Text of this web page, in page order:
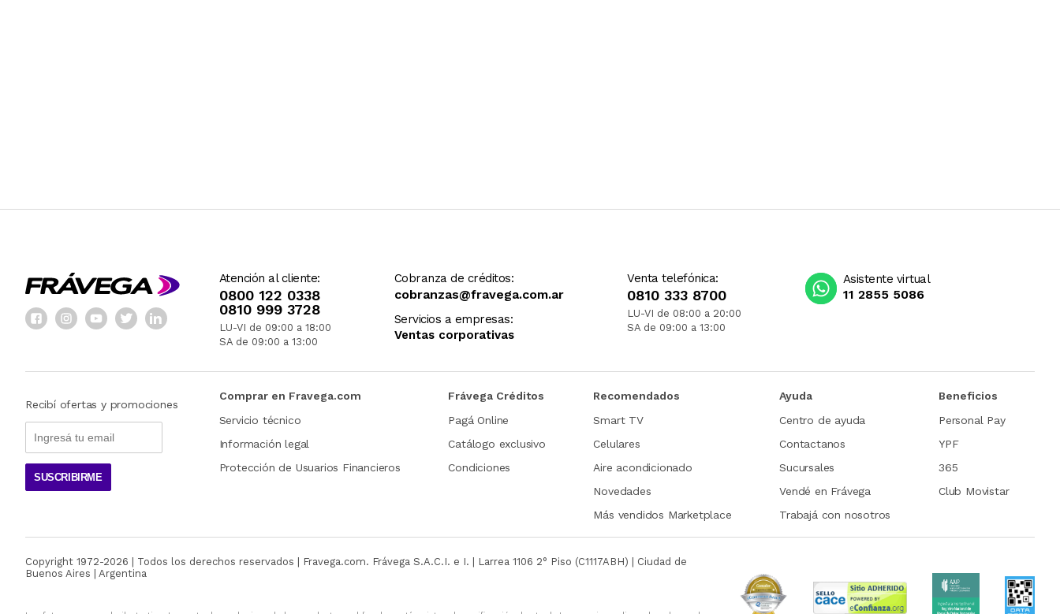
Atención al cliente:
0800 122 0338
0810 999 3728
LU-VI de 09:00 a 18:00
SA de 09:00 a 13:00
Cobranza de créditos:
cobranzas@fravega.com.ar
Servicios a empresas:
Ventas corporativas
Venta telefónica:
0810 333 8700
LU-VI de 08:00 a 20:00
SA de 09:00 a 13:00
Asistente virtual
11 2855 5086
Recibí ofertas y promociones
SUSCRIBIRME
Comprar en Fravega.com
Servicio técnico
Información legal
Protección de Usuarios Financieros
Frávega Créditos
Pagá Online
Catálogo exclusivo
Condiciones
Recomendados
Smart TV
Celulares
Aire acondicionado
Novedades
Más vendidos Marketplace
Ayuda
Centro de ayuda
Contactanos
Sucursales
Vendé en Frávega
Trabajá con nosotros
Beneficios
Personal Pay
YPF
365
Club Movistar
Copyright 1972-2026 | Todos los derechos reservados | Fravega.com. Frávega S.A.C.I. e I. | Larrea 1106 2° Piso (C1117ABH) | Ciudad de
Buenos Aires | Argentina